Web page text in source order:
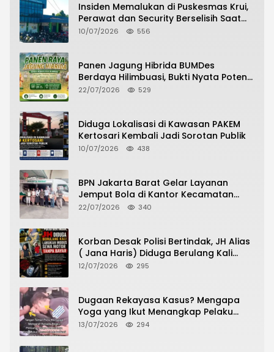
Insiden Memalukan di Puskesmas Krui,
Perawat dan Security Berselisih Saat
Pelayanan Pasien Berlangsung
10/07/2026 556
Panen Jagung Hibrida BUMDes
Berdaya Hilimbuasi, Bukti Nyata Potensi
Pertanian Desa
22/07/2026 529
Diduga Lokalisasi di Kawasan PAKEM
Kertosari Kembali Jadi Sorotan Publik
10/07/2026 438
BPN Jakarta Barat Gelar Layanan
Jemput Bola di Kantor Kecamatan
Grogol Petamburan, Warga Antusias
22/07/2026 340
Korban Desak Polisi Bertindak, JH Alias
( Jana Haris) Diduga Berulang Kali
Lakukan Modus Sewa Motor Tanpa
12/07/2026 295
Dugaan Rekayasa Kasus? Mengapa
Yoga yang Ikut Menangkap Pelaku
Pencurian Toko Ponsel di Pancur Batu
13/07/2026 294